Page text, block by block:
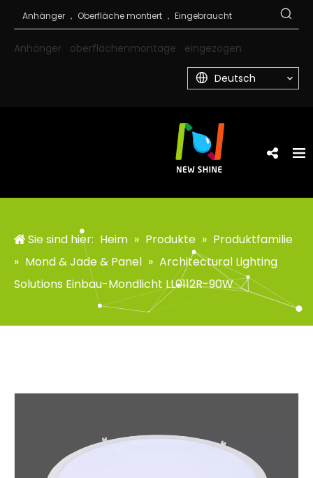
Anhänger oberflächenmontage eingezogen
Deutsch
Sie sind hier: Heim » Produkte » Produktfamilie
» Mond & Jade & Panel » Architectural Lighting
Solutions Einbau-Mondlicht LL0112R-90W